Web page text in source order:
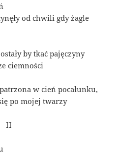
od chwili gdy żagle
by tkać pajęczyny
ciemności
w cień pocałunku,
po mojej twarzy
II